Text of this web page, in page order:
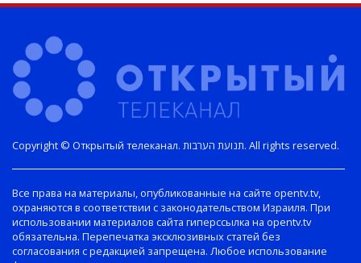
Copyright © Открытый телеканал. תנועת הערבות. All rights reserved.
Все права на материалы, опубликованные на сайте opentv.tv,
охраняются в соответствии с законодательством Израиля. При
использовании материалов сайта гиперссылка на opentv.tv
обязательна. Перепечатка эксклюзивных статей без
согласования с редакцией запрещена. Любое использование